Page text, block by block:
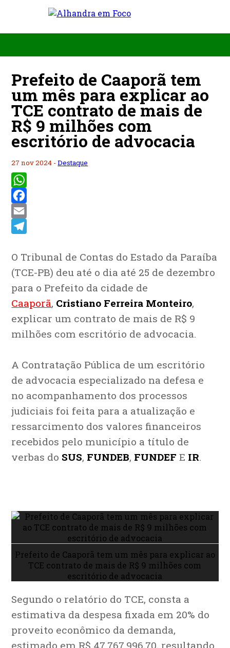
Prefeito de Caaporã tem
um mês para explicar ao
TCE contrato de mais de
R$ 9 milhões com
escritório de advocacia
27 nov 2024 -Destaque
WhatsApp
Facebook
Email
O Tribunal de Contas do Estado da Paraíba
(TCE-PB) deu até o dia até 25 de dezembro
para o Prefeito da cidade de
Caaporã, Cristiano Ferreira Monteiro,
explicar um contrato de mais de R$ 9
milhões com escritório de advocacia.
A Contratação Pública de um escritório
de advocacia especializado na defesa e
no acompanhamento dos processos
judiciais foi feita para a atualização e
ressarcimento dos valores financeiros
recebidos pelo município a título de
verbas do SUS, FUNDEB, FUNDEF E IR.
Prefeito de Caaporã tem um mês para explicar ao
TCE contrato de mais de R$ 9 milhões com
escritório de advocacia
Segundo o relatório do TCE, consta a
estimativa da despesa fixada em 20% do
proveito econômico da demanda,
estimado em R$ 47.767.996,70, resultando